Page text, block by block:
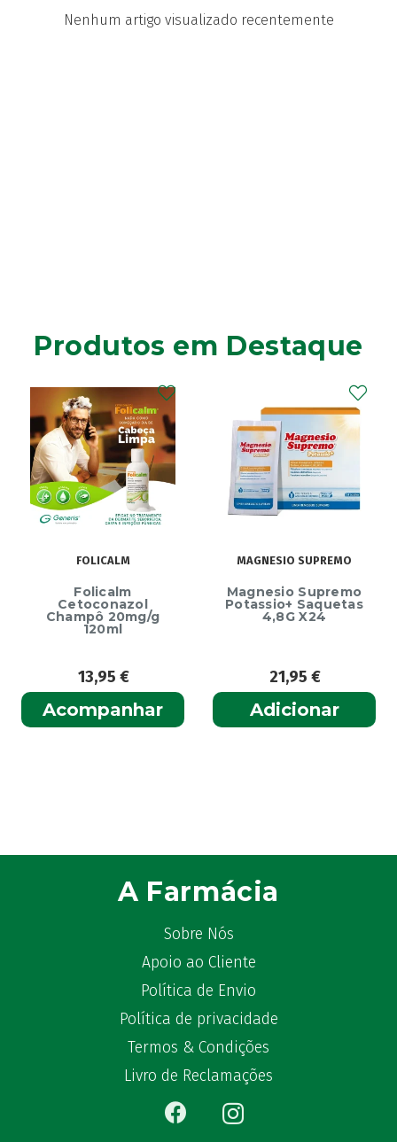
Nenhum artigo visualizado recentemente
Produtos em Destaque
FOLICALM
Folicalm
Cetoconazol
Champô 20mg/g
120ml
13,95€
Acompanhar
MAGNESIO SUPREMO
Magnesio Supremo
Potassio+ Saquetas
4,8G X24
21,95€
Adicionar
A Farmácia
Sobre Nós
Apoio ao Cliente
Política de Envio
Política de privacidade
Termos & Condições
Livro de Reclamações